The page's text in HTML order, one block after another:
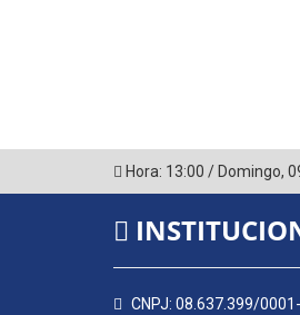
Hora: 13:00 / Domingo,
CNPJ: 08.637.399/